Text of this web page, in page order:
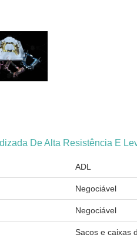
De Alta Resistência E
ADL
Negociável
Negociável
Sacos e caixas